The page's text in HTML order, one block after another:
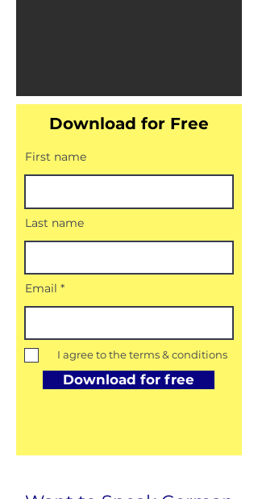
Download for Free
First name
Last name
Email
I agree to the terms & conditions
Download for free